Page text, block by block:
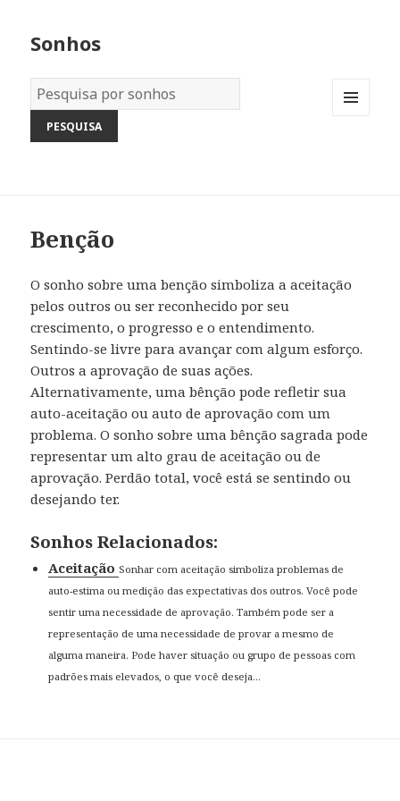
Sonhos
Dicionário
dos
Sonhos:
Benção
O sonho sobre uma benção simboliza a aceitação
pelos outros ou ser reconhecido por seu
crescimento, o progresso e o entendimento.
Sentindo-se livre para avançar com algum esforço.
Outros a aprovação de suas ações.
Alternativamente, uma bênção pode refletir sua
auto-aceitação ou auto de aprovação com um
problema. O sonho sobre uma bênção sagrada pode
representar um alto grau de aceitação ou de
aprovação. Perdão total, você está se sentindo ou
desejando ter.
Sonhos Relacionados:
AceitaçãoSonhar com aceitação simboliza problemas de
auto-estima ou medição das expectativas dos outros. Você pode
sentir uma necessidade de aprovação. Também pode ser a
representação de uma necessidade de provar a mesmo de
alguma maneira. Pode haver situação ou grupo de pessoas com
padrões mais elevados, o que você deseja...